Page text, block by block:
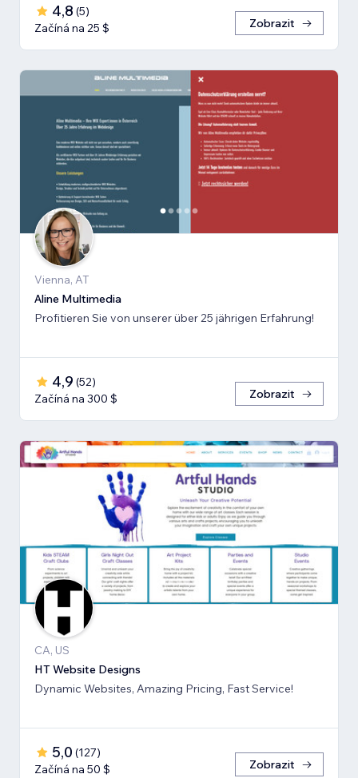
4,8 (5)
Začíná na 25 $
Zobrazit
Vienna, AT
Aline Multimedia
Profitieren Sie von unserer über 25 jährigen Erfahrung!
4,9 (52)
Začíná na 300 $
Zobrazit
CA, US
HT Website Designs
Dynamic Websites, Amazing Pricing, Fast Service!
5,0 (127)
Začíná na 50 $
Zobrazit